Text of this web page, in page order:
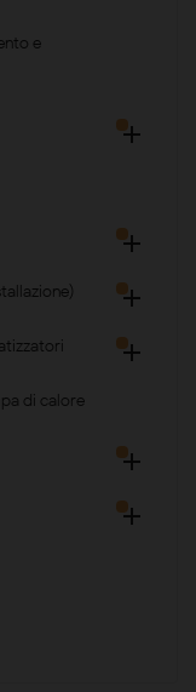
e




di calore

